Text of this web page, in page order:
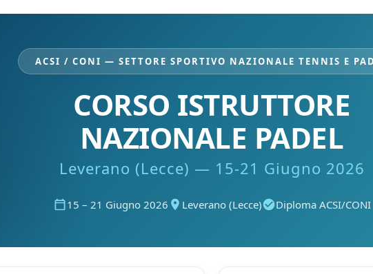
ACSI / CONI — SETTORE SPORTIVO NAZIONALE TENNIS E
CORSO ISTRUTTORE
NAZIONALE PADEL
Leverano (Lecce) — 15-21 Giugno 2026
15 – 21 Giugno 2026 Leverano (Lecce) Diploma ACSI/CONI